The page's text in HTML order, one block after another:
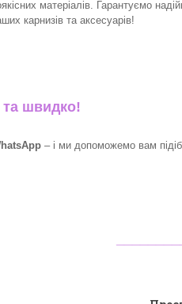
матеріалів. Гарантуємо
карнизів та аксесуарів!​
швидко!
– і ми допоможемо вам